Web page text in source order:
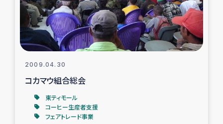
2009.04.30
コカマウ組合総会
東ティモール
コーヒー生産者支援
フェアトレード事業